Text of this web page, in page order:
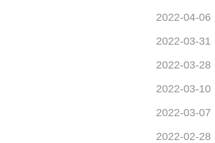
2022-04-06
2022-03-31
2022-03-28
2022-03-10
2022-03-07
2022-02-28